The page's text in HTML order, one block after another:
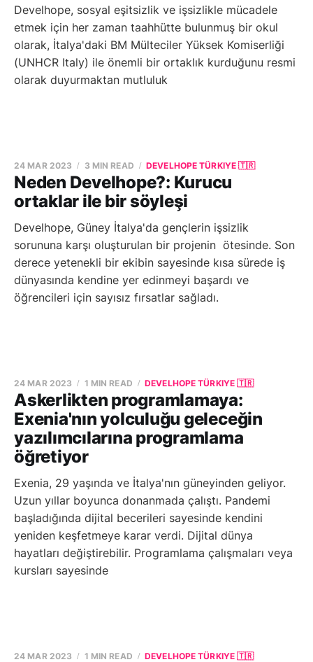
Develhope, sosyal eşitsizlik ve işsizlikle mücadele
etmek için her zaman taahhütte bulunmuş bir okul
olarak, İtalya'daki BM Mülteciler Yüksek Komiserliği
(UNHCR Italy) ile önemli bir ortaklık kurduğunu resmi
olarak duyurmaktan mutluluk
Neden Develhope?: Kurucu
ortaklar ile bir söyleşi
24 MAR 2023 3 MIN READ DEVELHOPE TÜRKIYE 🇹🇷
Develhope, Güney İtalya'da gençlerin işsizlik
sorununa karşı oluşturulan bir projenin ötesinde. Son
derece yetenekli bir ekibin sayesinde kısa sürede iş
dünyasında kendine yer edinmeyi başardı ve
öğrencileri için sayısız fırsatlar sağladı.
Askerlikten programlamaya:
Exenia'nın yolculuğu geleceğin
yazılımcılarına programlama
öğretiyor
24 MAR 2023 1 MIN READ DEVELHOPE TÜRKIYE 🇹🇷
Exenia, 29 yaşında ve İtalya'nın güneyinden geliyor.
Uzun yıllar boyunca donanmada çalıştı. Pandemi
başladığında dijital becerileri sayesinde kendini
yeniden keşfetmeye karar verdi. Dijital dünya
hayatları değiştirebilir. Programlama çalışmaları veya
kursları sayesinde
24 MAR 2023 1 MIN READ DEVELHOPE TÜRKIYE 🇹🇷